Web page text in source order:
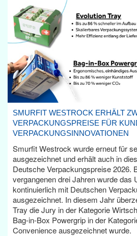
SMURFIT WESTROCK ERHÄLT
VERPACKUNGSPREISE FÜR
VERPACKUNGSINNOVATIONEN
Smurfit Westrock wurde erneut für
ausgezeichnet und erhält auch in
Deutsche Verpackungspreise 2026.
vergangenen drei Jahren wurde das
kontinuierlich mit Deutschen
ausgezeichnet. In diesem Jahr
Tray die Jury in der Kategorie
Bag-in-Box Powergrip in der
Convenience ausgezeichnet wurde.